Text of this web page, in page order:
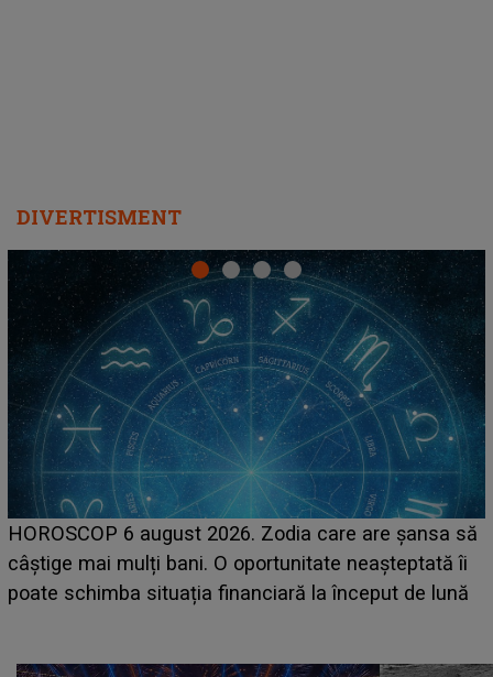
DIVERTISMENT
LINE-UP UNTOLD ONE, prima zi. Cine sunt artiștii
care deschid festivalul și de la ce ore au loc cele mai
așteptate concerte pe scena principală?